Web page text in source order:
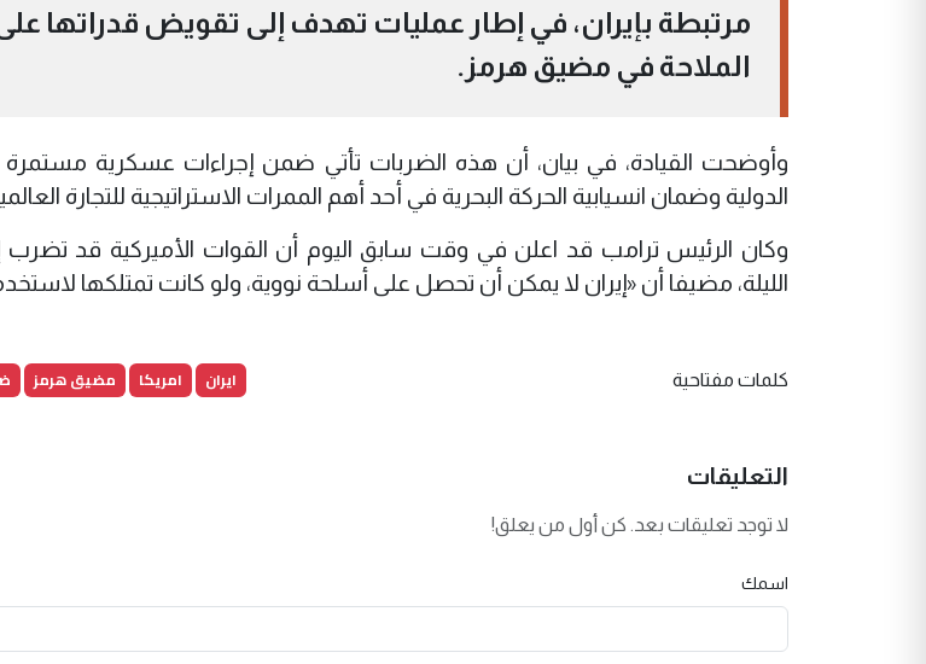
مرتبطة بإيران، في إطار عمليات تهدف إلى تقويض قدراتها
الملاحة في مضيق هرمز.
وأوضحت القيادة، في بيان، أن هذه الضربات تأتي ضمن إجراءات عسكرية
الدولية وضمان انسيابية الحركة البحرية في أحد أهم الممرات الاستراتيجية للتجارة
وكان الرئيس ترامب قد اعلن في وقت سابق اليوم
أن القوات الأميركية قد تضرب
الليلة، مضيفا أن «إيران لا يمكن أن تحصل على أسلحة نووية، ولو كانت تمتلكها
كلمات مفتاحية ايران امريكا مضيق هرمز
التعليقات
لا توجد تعليقات بعد. كن أول من يعلق!
اسمك